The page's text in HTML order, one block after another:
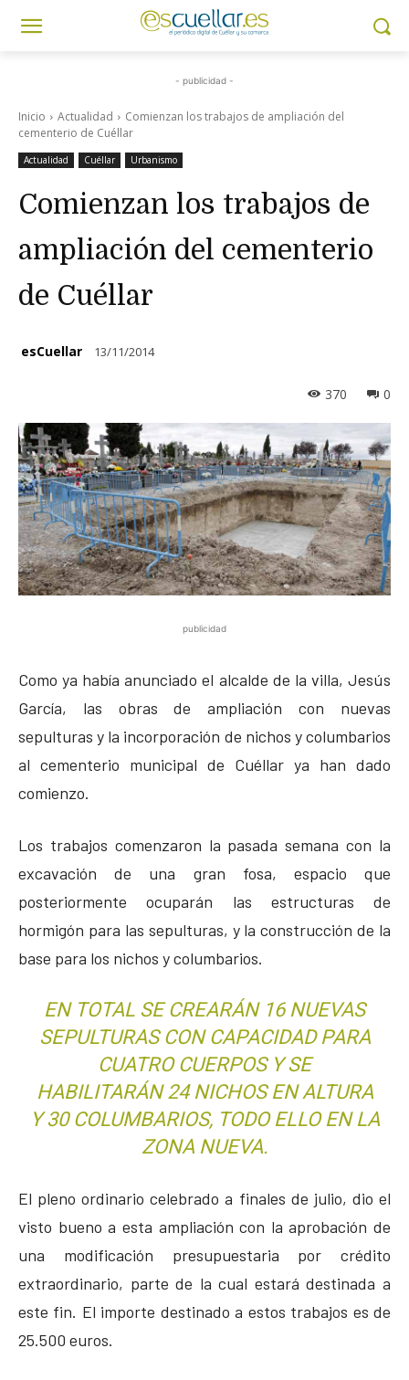
- publicidad -
Inicio Actualidad
Comienzan los trabajos de ampliación del
cementerio de Cuéllar
Actualidad Cuéllar Urbanismo
Comienzan los trabajos de
ampliación del cementerio
de Cuéllar
esCuellar 13/11/2014
0
370
publicidad
Como ya había anunciado el alcalde de la villa, Jesús
García, las obras de ampliación con nuevas
sepulturas y la incorporación de nichos y columbarios
al cementerio municipal de Cuéllar ya han dado
comienzo.
Los trabajos comenzaron la pasada semana con la
excavación de una gran fosa, espacio que
posteriormente ocuparán las estructuras de
hormigón para las sepulturas, y la construcción de la
base para los nichos y columbarios.
EN TOTAL SE CREARÁN 16 NUEVAS
SEPULTURAS CON CAPACIDAD PARA
CUATRO CUERPOS Y SE
HABILITARÁN 24 NICHOS EN ALTURA
Y 30 COLUMBARIOS, TODO ELLO EN LA
ZONA NUEVA.
El pleno ordinario celebrado a finales de julio, dio el
visto bueno a esta ampliación con la aprobación de
una modificación presupuestaria por crédito
extraordinario, parte de la cual estará destinada a
este fin. El importe destinado a estos trabajos es de
25.500 euros.